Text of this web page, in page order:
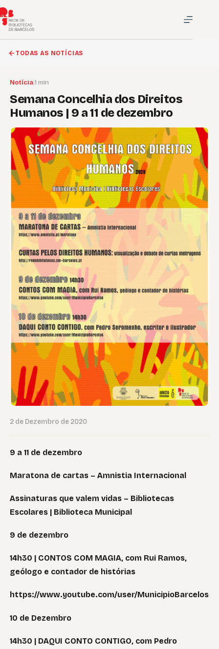
para
o
conteúdo
TODAS AS NOTÍCIAS
Notícia|1 min
Semana Concelhia dos Direitos
Humanos | 9 a 11 de dezembro
2 de Dezembro de 2020
9 a 11 de dezembro
Maratona de cartas – Amnistia Internacional
Assinaturas que valem vidas – Bibliotecas
Escolares | Biblioteca Municipal
9 de dezembro
14h30 | CONTOS COM MAGIA, com Rui Ramos,
geólogo e contador de histórias
https://www.youtube.com/user/MunicipioBarcelos
10 de Dezembro
14h30 | DAQUI CONTO CONTIGO, com Pedro